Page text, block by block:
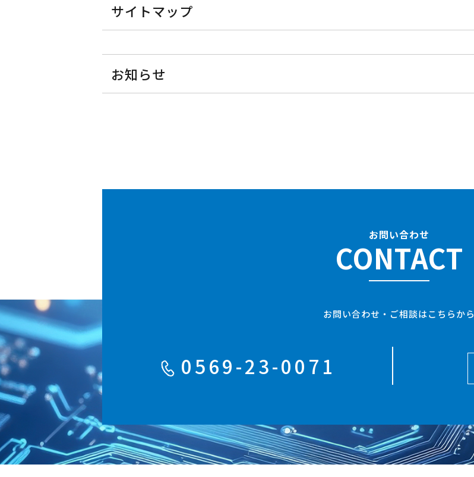
サイトマップ
お知らせ
お問い合わせ
CONTACT
お問い合わせ・ご相談はこちらから
0569-23-0071